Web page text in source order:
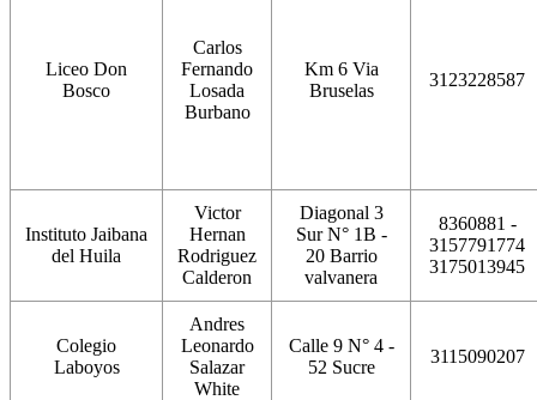
Liceo Don
Bosco
Carlos
Fernando
Losada
Burbano
Km 6 Via
Bruselas
3123228587
Instituto Jaibana
del Huila
Victor
Hernan
Rodriguez
Calderon
Diagonal 3
Sur N° 1B -
20 Barrio
valvanera
8360881 -
3157791774
3175013945
Colegio
Laboyos
Andres
Leonardo
Salazar
White
Calle 9 N° 4 -
52 Sucre
3115090207